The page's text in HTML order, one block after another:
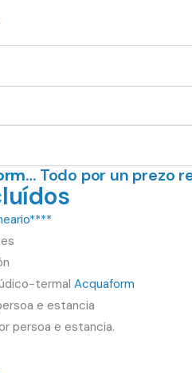
… Todo por un prezo
termal Acquaform
e estancia
persoa e estancia.